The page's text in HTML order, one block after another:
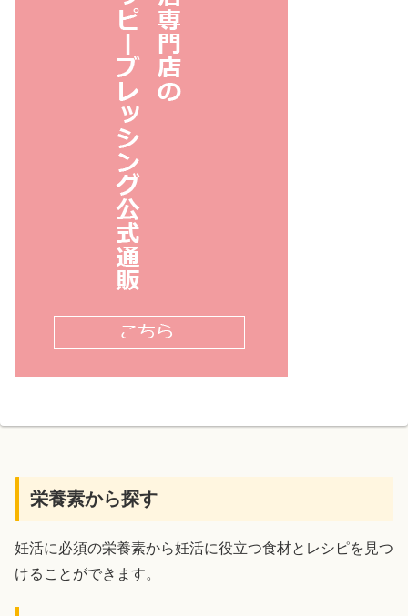
栄養素から探す
妊活に必須の栄養素から妊活に役立つ食材とレシピを見つ
けることができます。